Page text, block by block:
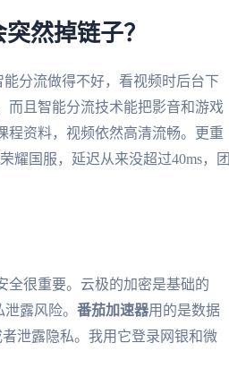
然掉链子？
分流做得不好，看视频时后台下
而且智能分流技术能把影音和游戏
程资料，视频依然高清流畅。更重
国服，延迟从来没超过40ms，团
全很重要。云极的加密是基础的
露风险。 番茄加速器用的是数据
泄露隐私。我用它登录网银和微